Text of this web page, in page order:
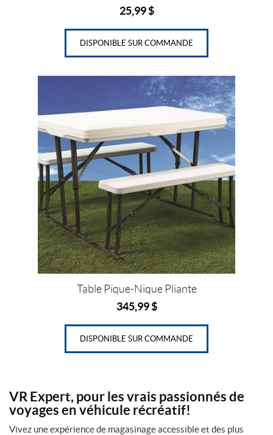
25,99$
DISPONIBLE SUR COMMANDE
Table Pique-Nique Pliante
345,99$
DISPONIBLE SUR COMMANDE
VR Expert, pour les vrais passionnés de
voyages en véhicule récréatif!
Vivez une expérience de magasinage accessible et des plus